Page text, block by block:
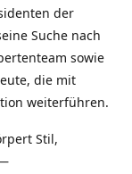
der
Suche nach
sowie
die mit
weiterführen.
Stil,